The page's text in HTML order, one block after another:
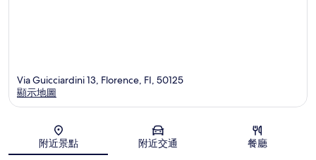
地圖
Via Guicciardini 13, Florence, FI, 50125
顯示地圖
附近景點 附近交通 餐廳